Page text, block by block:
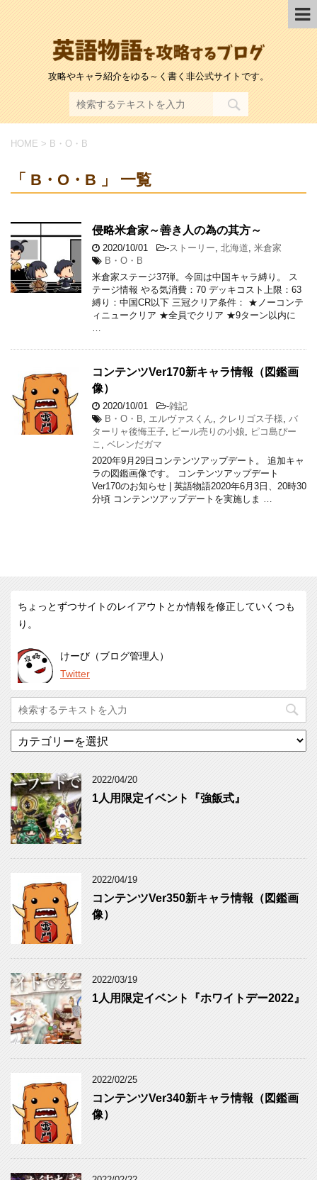
攻略やキャラ紹介をゆる～く書く非公式サイトです。
HOME > B・O・B
「 B・O・B 」 一覧
侵略米倉家～善き人の為の其方～
2020/10/01 -ストーリー, 北海道, 米倉家
B・O・B
米倉家ステージ37弾。今回は中国キャラ縛り。 ス
テージ情報 やる気消費：70 デッキコスト上限：63
縛り：中国CR以下 三冠クリア条件： ★ノーコンテ
ィニュークリア ★全員でクリア ★9ターン以内に
…
コンテンツVer170新キャラ情報（図鑑画
像）
2020/10/01 -雑記
B・O・B, エルヴァスくん, クレリゴス子様, バ
ターリャ後悔王子, ビール売りの小娘, ピコ島ぴー
こ , ベレンだガマ
2020年9月29日コンテンツアップデート。 追加キャ
ラの図鑑画像です。 コンテンツアップデート
Ver170のお知らせ | 英語物語2020年6月3日、20時30
分頃 コンテンツアップデートを実施しま …
ちょっとずつサイトのレイアウトとか情報を修正していくつも
り。
けーび（ブログ管理人）
Twitter
テ
リ
ー
2022/04/20
1人用限定イベント『強飯式』
2022/04/19
コンテンツVer350新キャラ情報（図鑑画
像）
2022/03/19
1人用限定イベント『ホワイトデー2022』
2022/02/25
コンテンツVer340新キャラ情報（図鑑画
像）